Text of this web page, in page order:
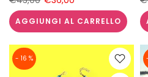
AGGIUNGI AL CARRELLO
- 16 %